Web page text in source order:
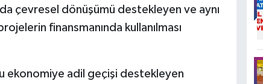
çevresel dönüşümü destekleyen ve aynı
finansmanında kullanılması
ekonomiye adil geçişi destekleyen